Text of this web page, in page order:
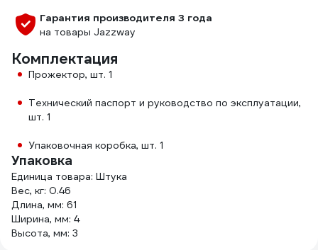
Гарантия производителя 3 года
на товары Jazzway
Комплектация
Прожектор, шт. 1
Технический паспорт и руководство по эксплуатации,
шт. 1
Упаковочная коробка, шт. 1
Упаковка
Единица товара: Штука
Вес, кг: 0.46
Длина, мм: 61
Ширина, мм: 4
Высота, мм: 3